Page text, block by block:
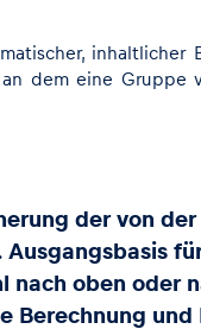
inhaltlicher
dem eine Gruppe
der von
nach oben oder
Berechnung und